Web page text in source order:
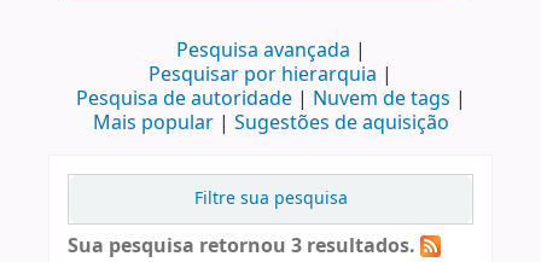
Pesquisa avançada
Pesquisar por hierarquia
Pesquisa de autoridade
Nuvem de tags
Mais popular
Sugestões de aquisição
Filtre sua pesquisa
Sua pesquisa retornou 3 resultados.